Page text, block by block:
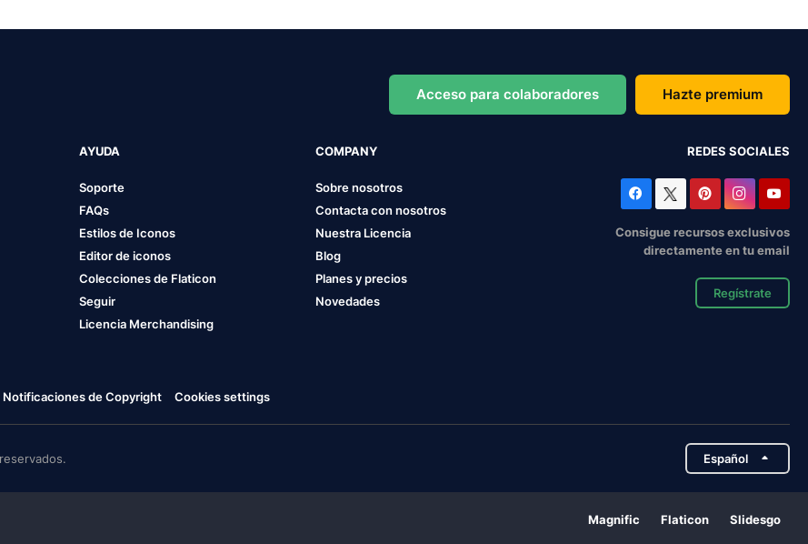
Acceso para colaboradores Hazte premium
AYUDA
Soporte
FAQs
Estilos de Iconos
Editor de iconos
Colecciones de Flaticon
Seguir
Licencia Merchandising
COMPANY
Sobre nosotros
Contacta con nosotros
Nuestra Licencia
Blog
Planes y precios
Novedades
REDES SOCIALES
Consigue recursos exclusivos
directamente en tu email
Regístrate
Notificaciones de Copyright Cookies settings
Español
Magnific Flaticon Slidesgo